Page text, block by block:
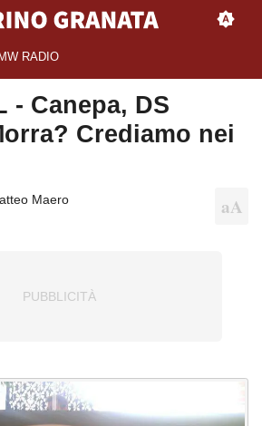
RADIO
- Canepa, DS
Crediamo nei
Maero